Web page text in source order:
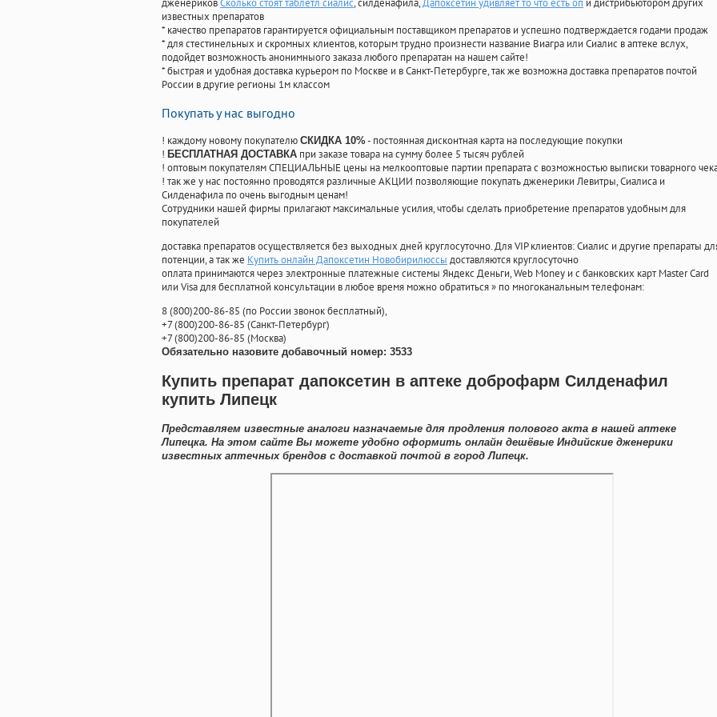
дженериковСколько стоят таблетл сиалис, силденафила,Дапоксетин удивляет то что есть оп и дистрибьютором других
известных препаратов
* качество препаратов гарантируется официальным поставщиком препаратов и успешно подтверждается годами продаж
* для стестинельных и скромных клиентов, которым трудно произнести название Виагра или Сиалис в аптеке вслух,
подойдет возможность анонимныого заказа любого препаратан на нашем сайте!
* быстрая и удобная доставка курьером по Москве и в Санкт-Петербурге, так же возможна доставка препаратов почтой
России в другие регионы 1м классом
Покупать у нас выгодно
! каждому новому покупателю СКИДКА 10%- постоянная дисконтная карта на последующие покупки
! БЕСПЛАТНАЯ ДОСТАВКА при заказе товара на сумму более 5 тысяч рублей
! оптовым покупателям СПЕЦИАЛЬНЫЕ цены на мелкооптовые партии препарата с возможностью выписки товарного
! так же у нас постоянно проводятся различные АКЦИИ позволяющие покупать дженерики Левитры, Сиалиса и
Силденафила по очень выгодным ценам!
Cотрудники нашей фирмы прилагают максимальные усилия, чтобы сделать приобретение препаратов удобным для
покупателей
доставка препаратов осуществляется без выходных дней круглосуточно. Для VIP клиентов: Сиалис и другие препараты
потенции, а так же Купить онлайн Дапоксетин Новобирилюссы доставляются круглосуточно
оплата принимаются через электронные платежные системы Яндекс Деньги, Web Money и с банковских карт Master Card
или Visa для бесплатной консультации в любое время можно обратиться» по многоканальным телефонам:
8(800)200-86-85 (по России звонок бесплатный),
+7(800)200-86-85 (Санкт-Петербург)
+7(800)200-86-85 (Москва)
Обязательно назовите добавочный номер: 3533
Купить препарат дапоксетин в аптеке доброфарм Силденафил
купить Липецк
Представляем известные аналоги назначаемые для продления полового акта в нашей аптеке
Липецка. На этом сайте Вы можете удобно оформить онлайн дешёвые Индийские дженерики
известных аптечных брендов с доставкой почтой в город Липецк.